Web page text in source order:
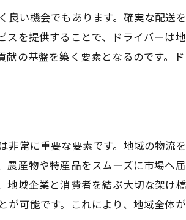
変化に対応するためのスキル
流拠点としての役割
としての成長ステップ
物流がつなぐ新たな価値観
然環境がもたらす職場の魅力
を感じながらの運行体験
い機会でもあります。確実な配送
を提供することで、ドライバーは
の基盤を築く要素となるのです。
常に重要な要素です。地域の物流
産物や特産品をスムーズに市場へ
域企業と消費者を結ぶ大切な架け
可能です。これにより、地域全体